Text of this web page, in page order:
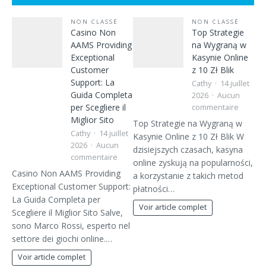
NON CLASSÉ
Casino Non
AAMS Providing
Exceptional
Customer
Support: La
Guida Completa
per Scegliere il
Miglior Sito
Cathy
14 juillet
2026
Aucun
commentaire
Casino Non AAMS Providing
Exceptional Customer Support:
La Guida Completa per
Scegliere il Miglior Sito Salve,
sono Marco Rossi, esperto nel
settore dei giochi online.…
Voir article complet
NON CLASSÉ
Top Strategie
na Wygraną w
Kasynie Online
z 10 Zł Blik
Cathy
14 juillet
2026
Aucun
commentaire
Top Strategie na Wygraną w
Kasynie Online z 10 Zł Blik W
dzisiejszych czasach, kasyna
online zyskują na popularności,
a korzystanie z takich metod
płatności…
Voir article complet